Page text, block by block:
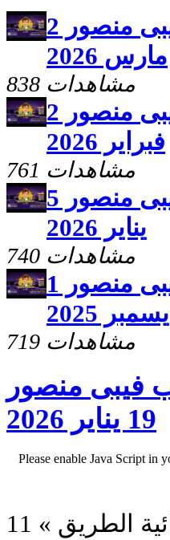
برنامج سلامى اعطيكم مع خادمة الرب فيبى منصور 2
مارس 2026
838 مشاهدات
برنامج سلامى اعطيكم مع خادمة الرب فيبى منصور 2
فبراير 2026
761 مشاهدات
برنامج سلامى اعطيكم مع خادمة الرب فيبى منصور 5
يناير 2026
740 مشاهدات
برنامج سلامى اعطيكم مع خادمة الرب فيبى منصور 1
2025
719 مشاهدات
فيبى منصور
19 يناير 2026
Please enable Java Script in